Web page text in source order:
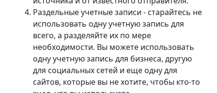
Раздельные учетные записи - старайтесь не
использовать одну учетную запись для
всего, а разделяйте их по мере
необходимости. Вы можете использовать
одну учетную запись для бизнеса, другую
для социальных сетей и еще одну для
сайтов, которые вы не хотите, чтобы кто-то